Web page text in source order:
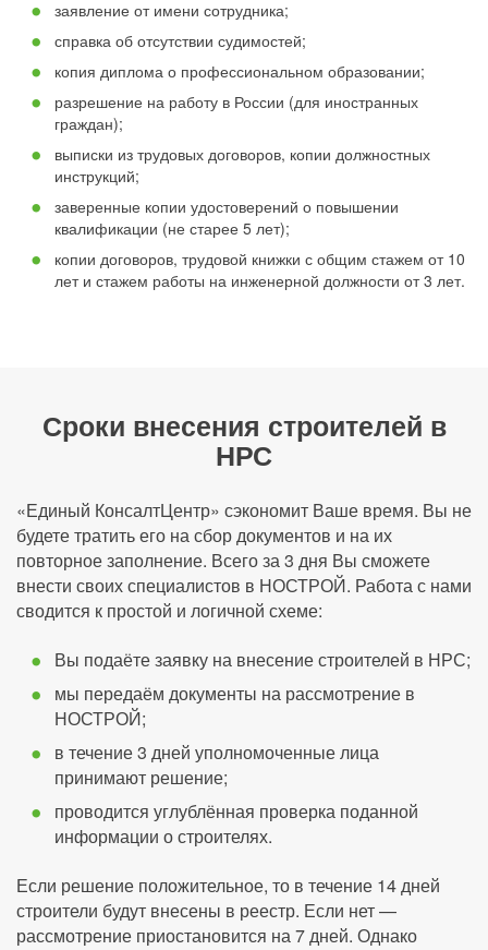
заявление от имени сотрудника;
справка об отсутствии судимостей;
копия диплома о профессиональном образовании;
разрешение на работу в России (для иностранных
граждан);
выписки из трудовых договоров, копии должностных
инструкций;
заверенные копии удостоверений о повышении
квалификации (не старее 5 лет);
копии договоров, трудовой книжки с общим стажем от 10
лет и стажем работы на инженерной должности от 3 лет.
Сроки внесения строителей в
НРС
«Единый КонсалтЦентр» сэкономит Ваше время. Вы не
будете тратить его на сбор документов и на их
повторное заполнение. Всего за 3 дня Вы сможете
внести своих специалистов в НОСТРОЙ. Работа с нами
сводится к простой и логичной схеме:
Вы подаёте заявку на внесение строителей в НРС;
мы передаём документы на рассмотрение в
НОСТРОЙ;
в течение 3 дней уполномоченные лица
принимают решение;
проводится углублённая проверка поданной
информации о строителях.
Если решение положительное, то в течение 14 дней
строители будут внесены в реестр. Если нет —
рассмотрение приостановится на 7 дней. Однако